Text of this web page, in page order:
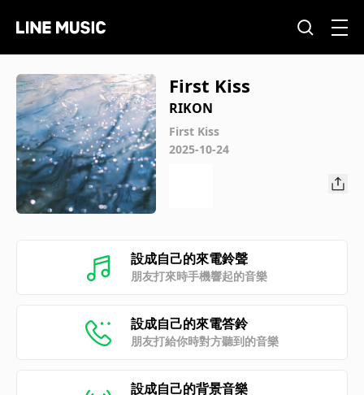
First Kiss
RIKON
First Kiss
2025-10-24
設成自己的來電鈴聲
朋友打來時手機響起的音樂
設成自己的來電答鈴
朋友打給你時對方聽到的音樂
設成自己的背景音樂